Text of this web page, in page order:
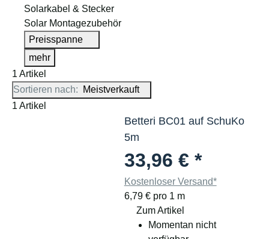
Solarkabel & Stecker
Solar Montagezubehör
Preisspanne
mehr
1 Artikel
Sortieren nach:
Meistverkauft
1 Artikel
Betteri BC01 auf SchuKo
5m
33,96 € *
Kostenloser Versand*
6,79 € pro 1 m
Zum Artikel
Momentan nicht